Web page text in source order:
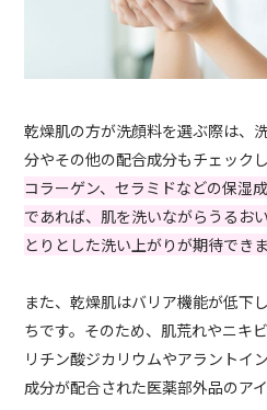
乾燥肌の方が洗顔料を選ぶ際は、
分やその他の配合成分もチェックし
コラーゲン、セラミドなどの保湿
であれば、肌を洗いながらうるお
とりとした洗い上がりが期待できま
また、乾燥肌はバリア機能が低下
ちです。そのため、肌荒れやニキ
リチン酸ジカリウムやアラントイ
成分が配合された医薬部外品のア